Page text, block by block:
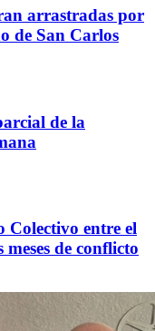
arrastradas por
de San Carlos
de la
Colectivo entre el
de conflicto